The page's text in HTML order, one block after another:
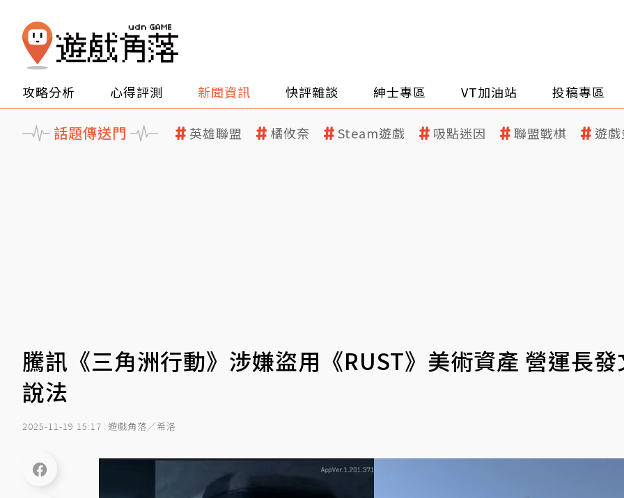
攻略分析 心得評測 新聞資訊 快評雜談 紳士專區 VT加油站 投稿專區
話題傳送門 英雄聯盟 橘攸奈 Steam遊戲 吸點迷因 聯盟戰棋 遊
騰訊《三角洲行動》涉嫌盜用《RUST》美術資產 營運長
說法
2025-11-19 15:17 遊戲角落／希洛